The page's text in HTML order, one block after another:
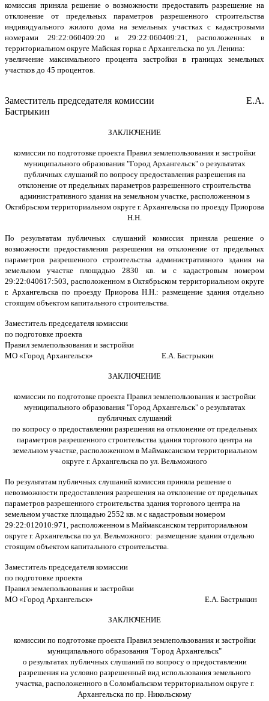
комиссия приняла решение о возможности предоставить разрешение на
отклонение от предельных параметров разрешенного строительства
индивидуального жилого дома на земельных участках с кадастровыми
номерами 29:22:060409:20 и 29:22:060409:21, расположенных в
территориальном округе Майская горка г. Архангельска по ул. Ленина:
увеличение максимального процента застройки в границах земельных
участков до 45 процентов.
Заместитель председателя комиссии Е.А.
Бастрыкин
ЗАКЛЮЧЕНИЕ
комиссии по подготовке проекта Правил землепользования и застройки
муниципального образования "Город Архангельск" о результатах
публичных слушаний по вопросу предоставления разрешения на
отклонение от предельных параметров разрешенного строительства
административного здания на земельном участке, расположенном в
Октябрьском территориальном округе г. Архангельска по проезду Приорова
Н.Н.
По результатам публичных слушаний комиссия приняла решение о
возможности предоставления разрешения на отклонение от предельных
параметров разрешенного строительства административного здания на
земельном участке площадью 2830 кв. м с кадастровым номером
29:22:040617:503, расположенном в Октябрьском территориальном округе
г. Архангельска по проезду Приорова Н.Н.: размещение здания отдельно
стоящим объектом капитального строительства.
Заместитель председателя комиссии
по подготовке проекта
Правил землепользования и застройки
МО «Город Архангельск» Е.А. Бастрыкин
ЗАКЛЮЧЕНИЕ
комиссии по подготовке проекта Правил землепользования и застройки
муниципального образования "Город Архангельск" о результатах
публичных слушаний
по вопросу о предоставлении разрешения на отклонение от предельных
параметров разрешенного строительства здания торгового центра на
земельном участке, расположенном в Маймаксанском территориальном
округе г. Архангельска по ул. Вельможного
По результатам публичных слушаний комиссия приняла решение о
невозможности предоставления разрешения на отклонение от предельных
параметров разрешенного строительства здания торгового центра на
земельном участке площадью 2552 кв. м с кадастровым номером
29:22:012010:971, расположенном в Маймаксанском территориальном
округе г. Архангельска по ул. Вельможного: размещение здания отдельно
стоящим объектом капитального строительства.
Заместитель председателя комиссии
по подготовке проекта
Правил землепользования и застройки
МО «Город Архангельск» Е.А. Бастрыкин
ЗАКЛЮЧЕНИЕ
комиссии по подготовке проекта Правил землепользования и застройки
муниципального образования "Город Архангельск"
о результатах публичных слушаний по вопросу о предоставлении
разрешения на условно разрешенный вид использования земельного
участка, расположенного в Соломбальском территориальном округе г.
Архангельска по пр. Никольскому